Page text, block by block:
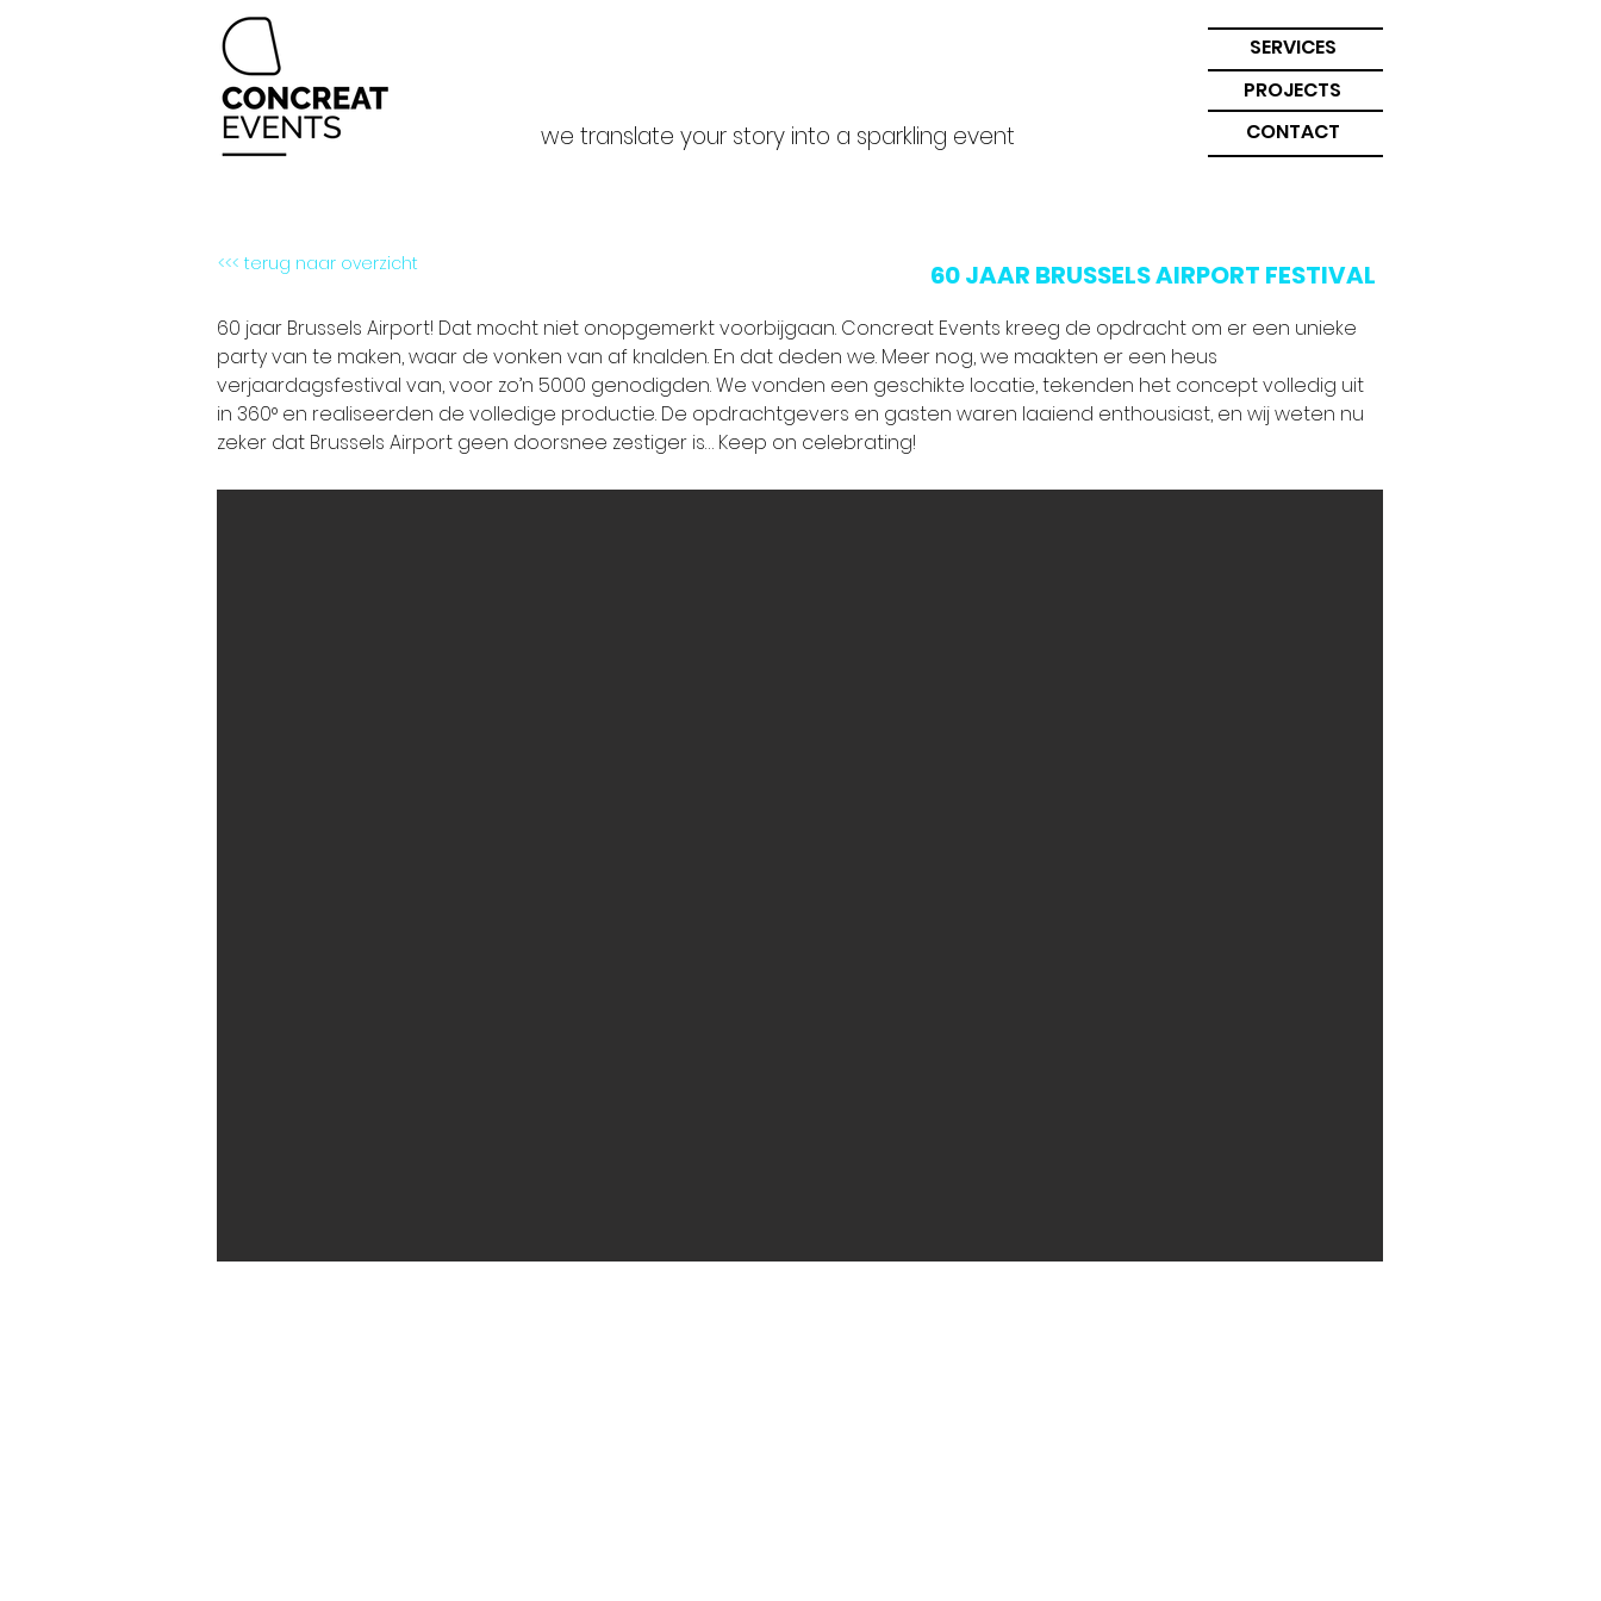
SERVICES
PROJECTS
we translate your story into a sparkling event CONTACT
<<< terug naar overzicht 60 JAAR BRUSSELS AIRPORT FESTIVAL
60 jaar Brussels Airport! Dat mocht niet onopgemerkt voorbijgaan. Concreat Events kreeg de opdracht om er een unieke
party van te maken, waar de vonken van af knalden. En dat deden we. Meer nog, we maakten er een heus
verjaardagsfestival van, voor zo’n 5000 genodigden. We vonden een geschikte locatie, tekenden het concept volledig uit
in 360° en realiseerden de volledige productie. De opdrachtgevers en gasten waren laaiend enthousiast, en wij weten nu
zeker dat Brussels Airport geen doorsnee zestiger is… Keep on celebrating!